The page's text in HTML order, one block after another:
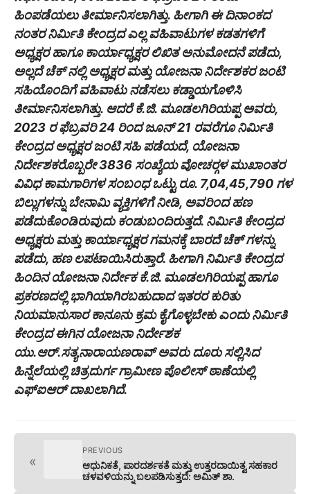
ಹಿಂಪಡೆಯಲು ತೀರ್ಮಾನಿಸಲಾಗಿತ್ತು. ಹೀಗಾಗಿ ಈ ದಿನಾಂಕದ
ನಂತರ ನಿರ್ಮಿತಿ ಕೇಂದ್ರದ ಎಲ್ಲ ವಹಿವಾಟುಗಳ ಕಡತಗಳಿಗೆ
ಅಧ್ಯಕ್ಷರ ಹಾಗೂ ಕಾರ್ಯಾಧ್ಯಕ್ಷರ ಲಿಖಿತ ಅನುಮೋದನೆ ಪಡೆದು,
ಅಲ್ಲದೆ ಚೆಕ್ ನಲ್ಲಿ ಅಧ್ಯಕ್ಷರ ಮತ್ತು ಯೋಜನಾ ನಿರ್ದೇಶಕರ ಜಂಟಿ
ಸಹಿಯೊಂದಿಗೆ ವಹಿವಾಟು ನಡೆಸಲು ಕಡ್ಡಾಯಗೊಳಿಸಿ
ತೀರ್ಮಾನಿಸಲಾಗಿತ್ತು. ಆದರೆ ಕೆ.ಜಿ. ಮೂಡಲಗಿರಿಯಪ್ಪ ಅವರು,
2023 ರ ಫೆಬ್ರವರಿ 24 ರಿಂದ ಜೂನ್ 21 ರವರೆಗೂ ನಿರ್ಮಿತಿ
ಕೇಂದ್ರದ ಅಧ್ಯಕ್ಷರ ಜಂಟಿ ಸಹಿ ಪಡೆಯದೆ, ಯೋಜನಾ
ನಿರ್ದೇಶಕರೊಬ್ಬರೇ 3836 ಸಂಖ್ಯೆಯ ವೋಚರ್‍ಗಳ ಮುಖಾಂತರ
ವಿವಿಧ ಕಾಮಗಾರಿಗಳ ಸಂಬಂಧ ಒಟ್ಟು ರೂ. 7,04,45,790 ಗಳ
ಬಿಲ್ಲುಗಳನ್ನು ಬೇನಾಮಿ ವ್ಯಕ್ತಿಗಳಿಗೆ ನೀಡಿ, ಅವರಿಂದ ಹಣ
ಪಡೆದುಕೊಂಡಿರುವುದು ಕಂಡುಬಂದಿರುತ್ತದೆ. ನಿರ್ಮಿತಿ ಕೇಂದ್ರದ
ಅಧ್ಯಕ್ಷರು ಮತ್ತು ಕಾರ್ಯಾಧ್ಯಕ್ಷರ ಗಮನಕ್ಕೆ ಬಾರದೆ ಚೆಕ್ ಗಳನ್ನು
ಪಡೆದು, ಹಣ ಲಪಟಾಯಿಸಿರುತ್ತಾರೆ. ಹೀಗಾಗಿ ನಿರ್ಮಿತಿ ಕೇಂದ್ರದ
ಹಿಂದಿನ ಯೋಜನಾ ನಿರ್ದೇಕ ಕೆ.ಜಿ. ಮೂಡಲಗಿರಿಯಪ್ಪ ಹಾಗೂ
ಪ್ರಕರಣದಲ್ಲಿ ಭಾಗಿಯಾಗಿರಬಹುದಾದ ಇತರರ ಕುರಿತು
ನಿಯಮಾನುಸಾರ ಕಾನೂನು ಕ್ರಮ ಕೈಗೊಳ್ಳಬೇಕು ಎಂದು ನಿರ್ಮಿತಿ
ಕೇಂದ್ರದ ಈಗಿನ ಯೋಜನಾ ನಿರ್ದೇಶಕ
ಯು.ಆರ್.ಸತ್ಯನಾರಾಯಣರಾವ್ ಅವರು ದೂರು ಸಲ್ಲಿಸಿದ
ಹಿನ್ನೆಲೆಯಲ್ಲಿ ಚಿತ್ರದುರ್ಗ ಗ್ರಾಮೀಣ ಪೊಲೀಸ್ ಠಾಣೆಯಲ್ಲಿ
ಎಫ್‍ಐಆರ್ ದಾಖಲಾಗಿದೆ.
«
PREVIOUS
ಆಧುನಿಕತೆ, ಪಾರದರ್ಶಕತೆ ಮತ್ತು ಉತ್ತರದಾಯಿತ್ವ ಸಹಕಾರ
ಚಳವಳಿಯನ್ನು ಬಲಪಡಿಸುತ್ತದೆ: ಅಮಿತ್ ಶಾ.